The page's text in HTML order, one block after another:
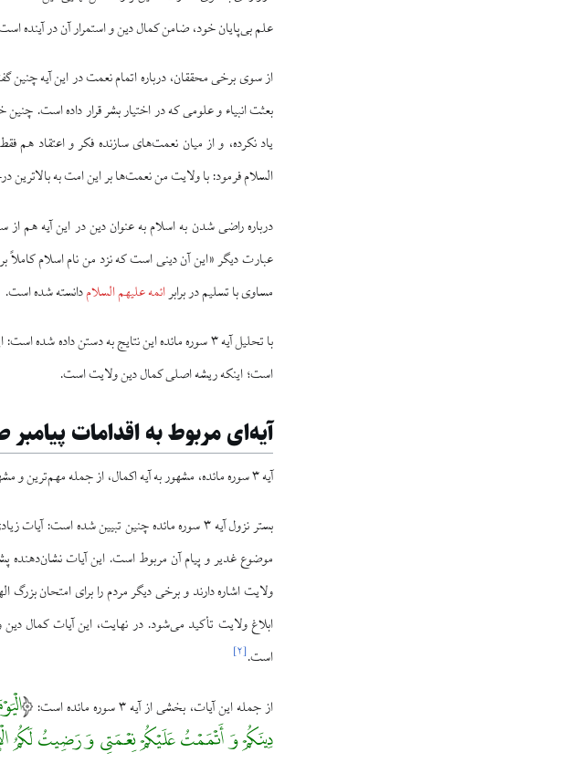
علم بی‌پایان خود، ضامن کمال دین و استمرار آن در آینده
از سوی برخی محققان، درباره اتمام نعمت در این آیه
بعثت انبیاء و علومی که در اختیار بشر قرار داده است.
یاد نکرده، و از میان نعمت‌های سازنده فکر و اعتقاد هم
السلام فرمود: با ولایت من نعمت‌ها بر این امت به بالاترین
درباره راضی شدن به اسلام به عنوان دین در این آیه
عبارت دیگر «این آن دینی است که نزد من نام اسلام کاملاً
مساوی با تسلیم در برابرائمه علیهم السلامدانسته شده است.
با تحلیل آیه ۳ سوره مائده این نتایج به دستن
است؛ اینکه ریشه اصلی کمال دین ولایت است.
آیه‌ای مربوط به اقدامات پیامبر
آیه ۳ سوره مائده، مشهور به آیه اکمال، از جمله مهم‌ترین و مشهورترین آیات غدیر که در اثناء
موضوع غدیر و پیام آن مربوط است. این آیات نشان‌دهنده
ولایت اشاره دارند و برخی دیگر مردم را برای امتحان
است.[۲]
از جمله این آیات، بخشی از آیه ۳ سوره مائده است:
دِینَکُمْ وَ أَتْمَمْتُ عَلَیْکُمْ نِعْمَتِی وَ رَضِیتُ لَکُمُ